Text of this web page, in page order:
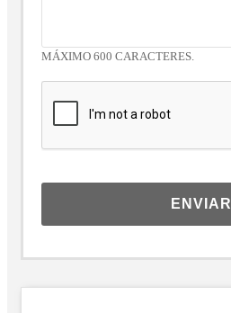
MÁXIMO 600 CARACTERES.
ENVIAR